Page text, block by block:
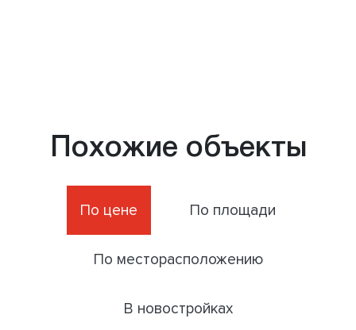
Похожие объекты
По цене По площади
По месторасположению
В новостройках